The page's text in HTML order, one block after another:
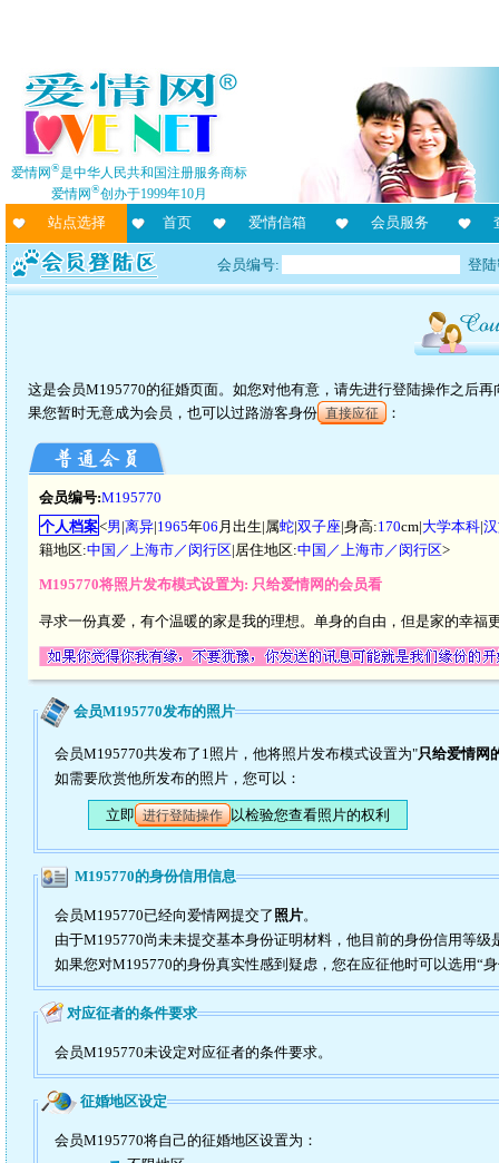
爱情网®是中华人民共和国注册服务商标
爱情网®创办于1999年10月
站点选择 首页 爱情信箱 会员服务
会员编号: 登
这是会员M195770的征婚页面。如您对他有意，请先进行登陆操作之后
果您暂时无意成为会员，也可以过路游客身份 直接应征 ：
会员编号:M195770
个人档案<男|离异|1965年06 月出生|属蛇|双子座|身高:170cm|大学本科|
籍地区:中国／上海市／闵行区|居住地区:中国／上海市／闵行区>
M195770将照片发布模式设置为: 只给爱情网的会员看
寻求一份真爱，有个温暖的家是我的理想。单身的自由，但是家的幸福
会员M195770发布的照片
会员M195770共发布了1照片，他将照片发布模式设置为"只给爱情网
如需要欣赏他所发布的照片，您可以：
立即 进行登陆操作 以检验您查看照片的权利
M195770的身份信用信息
会员M195770已经向爱情网提交了 照片。
由于M195770尚未未提交基本身份证明材料，他目前的身份信用等级
如果您对M195770的身份真实性感到疑虑，您在应征他时可以选用“
对应征者的条件要求
会员M195770未设定对应征者的条件要求。
征婚地区设定
会员M195770将自己的征婚地区设置为：